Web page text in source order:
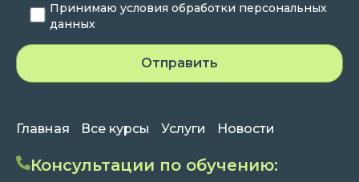
Принимаю условия обработки персональных
данных
Главная Все курсы Услуги Новости
Консультации по обучению: